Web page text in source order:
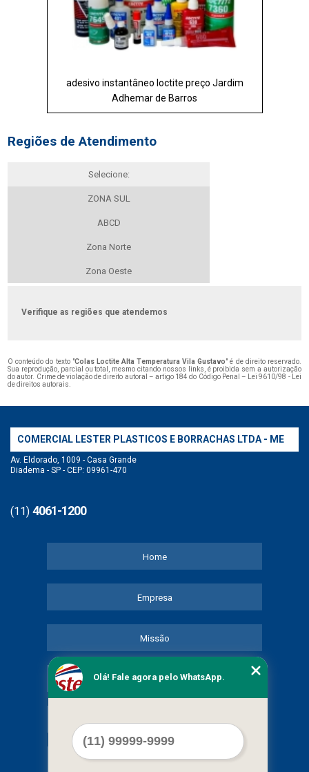
adesivo instantâneo loctite preço Jardim
Adhemar de Barros
Regiões de Atendimento
Selecione:
ZONA SUL
ABCD
Zona Norte
Zona Oeste
Verifique as regiões que atendemos
O conteúdo do texto "Colas Loctite Alta Temperatura Vila Gustavo" é de direito reservado.
Sua reprodução, parcial ou total, mesmo citando nossos links, é proibida sem a autorização
do autor. Crime de violação de direito autoral – artigo 184 do Código Penal –
Lei 9610/98 - Lei
de direitos autorais
COMERCIAL LESTER PLASTICOS E BORRACHAS LTDA - ME
Av. Eldorado, 1009 - Casa Grande
Diadema - SP - CEP: 09961-470
(11) 4061-1200
Home
Empresa
Missão
Serviços
Mapa do site
Olá! Fale agora pelo WhatsApp.